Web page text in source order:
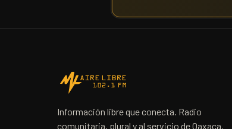
Información libre que conecta. Radio
comunitaria, plural y al servicio de Oaxaca.